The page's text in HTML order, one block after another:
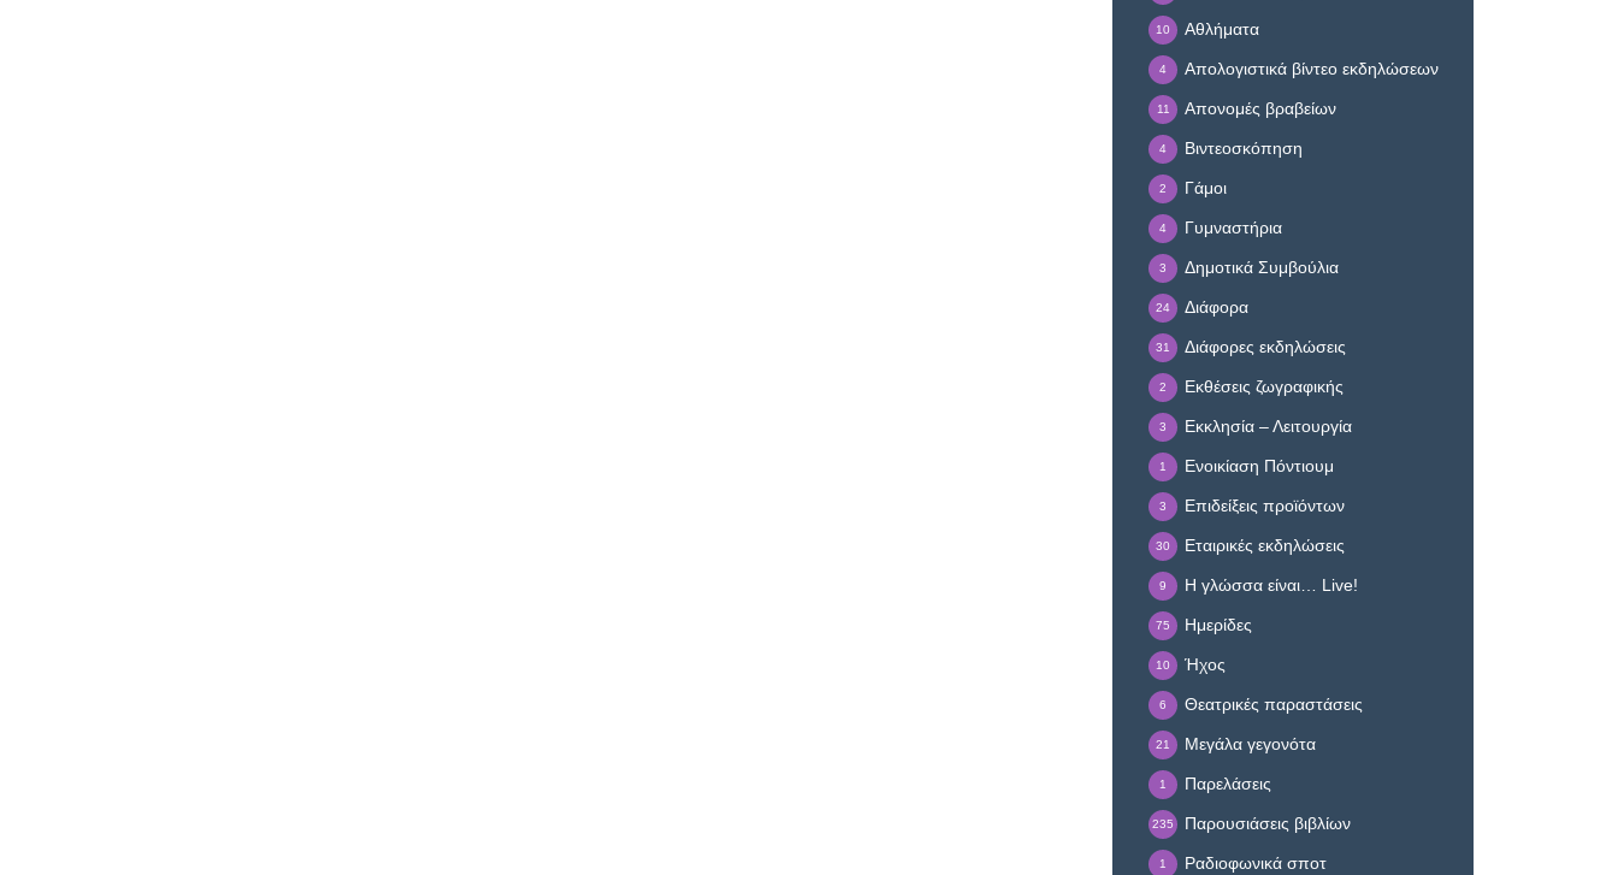
Αθλήματα
10
Απολογιστικά βίντεο εκδηλώσεων
4
Απονομές βραβείων
11
Βιντεοσκόπηση
4
Γάμοι
2
Γυμναστήρια
4
Δημοτικά Συμβούλια
3
Διάφορα
24
Διάφορες εκδηλώσεις
31
Εκθέσεις ζωγραφικής
2
Εκκλησία – Λειτουργία
3
Ενοικίαση Πόντιουμ
1
Επιδείξεις προϊόντων
3
Εταιρικές εκδηλώσεις
30
Η γλώσσα είναι… Live!
9
Ημερίδες
75
Ήχος
10
Θεατρικές παραστάσεις
6
Μεγάλα γεγονότα
21
Παρελάσεις
1
Παρουσιάσεις βιβλίων
235
Ραδιοφωνικά σποτ
1